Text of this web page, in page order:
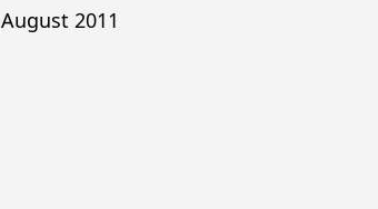
August 2011